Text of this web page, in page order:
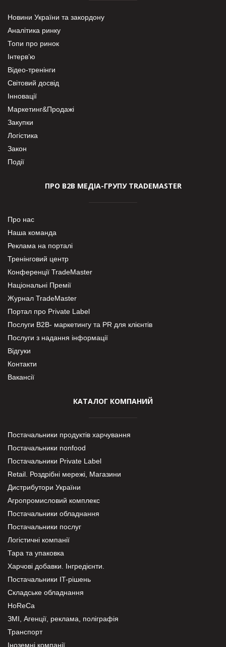
Новини України та закордону
Аналітика ринку
Топи про ринок
Інтерв’ю
Відео-тренінги
Світовий досвід
Інновації
Маркетинг&Продажі
Закупки
Логістика
Закон
Події
ПРО В2В МЕДІА-ГРУПУ TRADEMASTER
Про нас
Наша команда
Реклама на порталі
Тренінговий центр
Конференції TradeMaster
Національні Премії
Журнал TradeMaster
Портал про Private Label
Послуги В2В- маркетингу та PR для клієнтів
Послуги з надання інформації
Відгуки
Контакти
Вакансії
КАТАЛОГ КОМПАНИЙ
Постачальники продуктів харчування
Постачальники nonfood
Постачальники Private Label
Retail. Роздрібні мережі, Магазини
Дистрибутори України
Агропромисловий комплекс
Постачальники обладнання
Постачальники послуг
Логістичні компанії
Тара та упаковка
Харчові добавки. Інгредієнти.
Постачальники IT-рішень
Складське обладнання
HoReCa
ЗМІ, Агенції, реклама, поліграфія
Транспорт
Іноземні компанії